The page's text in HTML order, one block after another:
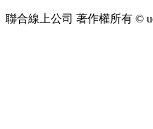
聯合線上公司 著作權所有 ©